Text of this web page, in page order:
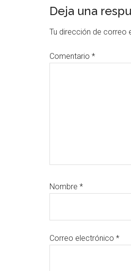
Deja una
Tu dirección de correo
Comentario *
Nombre *
Correo electrónico *